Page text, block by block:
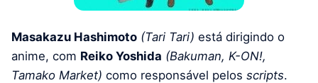
Masakazu Hashimoto (Tari Tari) está dirigindo o
anime, com Reiko Yoshida (Bakuman, K-ON!,
Tamako Market) como responsável pelos scripts.